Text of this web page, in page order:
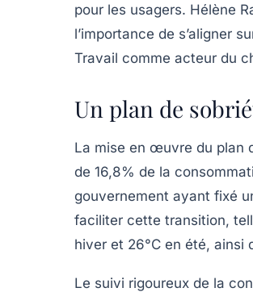
pour les usagers. Hélène
l’importance de s’aligner
Travail comme acteur du
Un plan de
La mise en œuvre du plan
de 16,8% de la
gouvernement ayant fixé
faciliter cette transition,
hiver et 26°C en été, ainsi
Le suivi rigoureux de la